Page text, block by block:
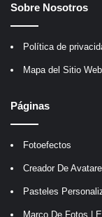
Sobre Nosotros
Política de
Mapa del Sitio Web
Páginas
Fotoefectos
Creador De
Pasteles
Marco De Fotos |